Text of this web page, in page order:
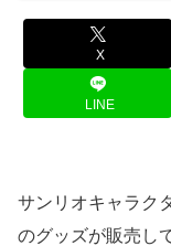
X
LINE
サンリオキャラク
のグッズが販売し